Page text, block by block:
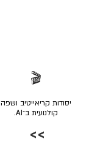
🎬
יסודות קריאייטיב ושפה
קולנועית ב־AI.
>>